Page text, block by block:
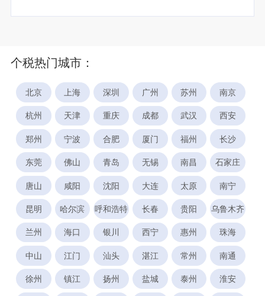
个税热门城市：
北京 上海 深圳 广州 苏州 南京
杭州 天津 重庆 成都 武汉 西安
郑州 宁波 合肥 厦门 福州 长沙
东莞 佛山 青岛 无锡 南昌 石家庄
唐山 咸阳 沈阳 大连 太原 南宁
昆明 哈尔滨 呼和浩特 长春 贵阳 乌鲁木齐
兰州 海口 银川 西宁 惠州 珠海
中山 江门 汕头 湛江 常州 南通
徐州 镇江 扬州 盐城 泰州 淮安